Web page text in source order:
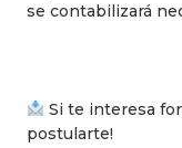
se contabilizará
Si te interesa
postularte!